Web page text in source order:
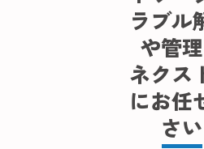
ラブル
や管
ネクス
にお任
さい